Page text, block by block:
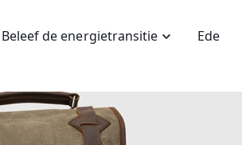
Beleef de energietransitie Ede